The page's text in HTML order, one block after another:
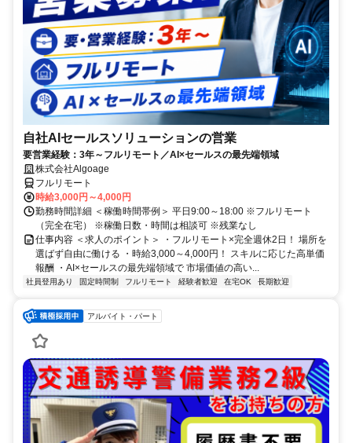
自社AIセールスソリューションの営業
要営業経験：3年～フルリモート／AI×セールスの最先端領域
株式会社Algoage
フルリモート
時給3,000円～4,000円
勤務時間詳細 ＜稼働時間帯例＞ 平日9:00～18:00 ※フルリモート
（完全在宅） ※稼働日数・時間は相談可 ※残業なし
仕事内容 ＜求人のポイント＞ ・フルリモート×完全週休2日！ 場所を
選ばず自由に働ける ・時給3,000～4,000円！ スキルに応じた高単価
報酬 ・AI×セールスの最先端領域で 市場価値の高い...
社員登用あり 固定時間制 フルリモート 経験者歓迎 在宅OK 長期歓迎
アルバイト・パート